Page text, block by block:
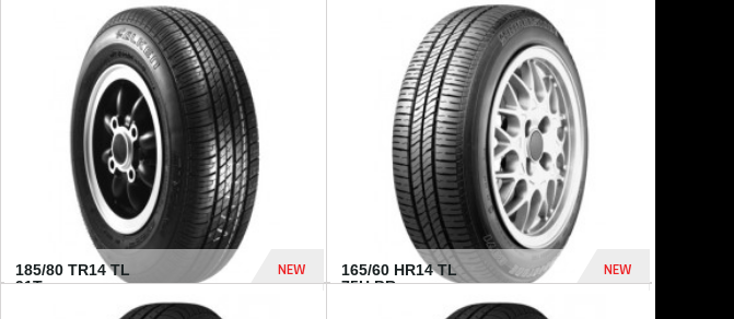
364 Dhs
185/80 TR14 TL
91T...
NEW
165/60 HR14 TL
75H BR...
NEW